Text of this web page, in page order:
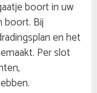
boort in uw
boort. Bij
en het
Per slot